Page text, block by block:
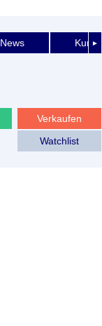
►
News
Verkaufen
Watchlist